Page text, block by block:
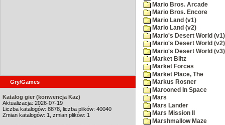
Gry/Games
Katalog gier (konwencja Kaz)
Aktualizacja: 2026-07-19
Liczba katalogów: 8878, liczba plików: 40040
Zmian katalogów: 1, zmian plików: 1
Mario Bros. Arcade
Mario Bros. Encore
Mario Land (v1)
Mario Land (v2)
Mario's Desert World (v1)
Mario's Desert World (v2)
Mario's Desert World (v3)
Market Blitz
Market Forces
Market Place, The
Markus Rosner
Marooned In Space
Mars
Mars Lander
Mars Mission II
Marshmallow Maze